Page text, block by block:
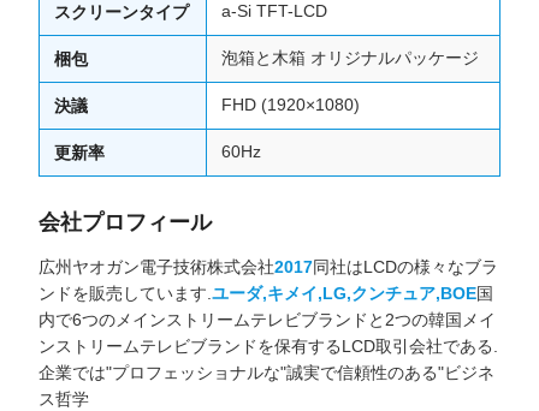
スクリーンタイプ a-Si TFT-LCD
梱包 泡箱と木箱 オリジナルパッケージ
決議 FHD (1920×1080)
更新率 60Hz
会社プロフィール
広州ヤオガン電子技術株式会社2017同社はLCDの様々なブラ
ンドを販売しています. ユーダ,キメイ,LG,クンチュア,BOE国
内で6つのメインストリームテレビブランドと2つの韓国メイ
ンストリームテレビブランドを保有するLCD取引会社である.
企業では"プロフェッショナルな"誠実で信頼性のある"ビジネ
ス哲学